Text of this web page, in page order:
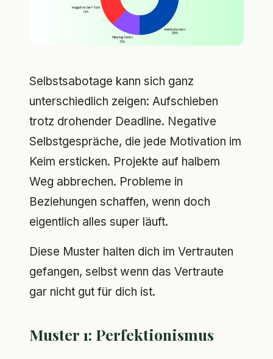
Selbstsabotage kann sich ganz
unterschiedlich zeigen: Aufschieben
trotz drohender Deadline. Negative
Selbstgespräche, die jede Motivation im
Keim ersticken. Projekte auf halbem
Weg abbrechen. Probleme in
Beziehungen schaffen, wenn doch
eigentlich alles super läuft.
Diese Muster halten dich im Vertrauten
gefangen, selbst wenn das Vertraute
gar nicht gut für dich ist.
Muster 1: Perfektionismus